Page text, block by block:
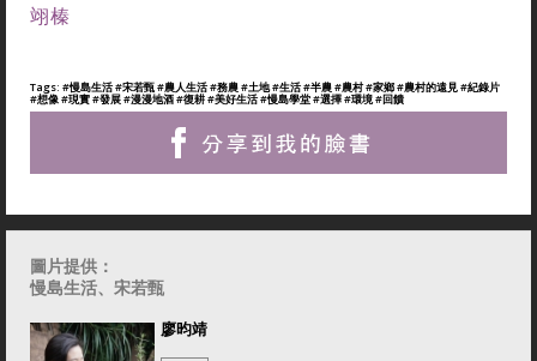
翊榛
Tags: #慢島生活#宋若甄#農人生活#務農#土地#生活#半農#農村#家鄉#農村的遠見#紀錄片
#想像#現實#發展#漫漫地酒#復耕#美好生活#慢島學堂#選擇#環境#回饋
圖片提供：
慢島生活、宋若甄
廖昀靖